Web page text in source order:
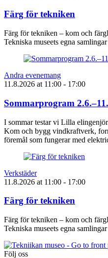
Färg för tekniken
Färg för tekniken – kom och
Tekniska museets egna samlingar
Andra evenemang
11.8.2026 at 11:00 - 17:00
Sommarprogram
I sommar testar vi Lilla
Kom och bygg vindkraftverk,
föremål som fungerar med
Verkstäder
11.8.2026 at 11:00 - 17:00
Färg för tekniken
Färg för tekniken – kom och
Tekniska museets egna samlingar
Följ oss